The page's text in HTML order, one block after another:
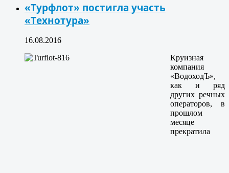
«Турфлот» постигла участь
«Технотура»
16.08.2016
Круизная
компания
«ВодоходЪ»,
как и ряд
других речных
операторов, в
прошлом
месяце
прекратила